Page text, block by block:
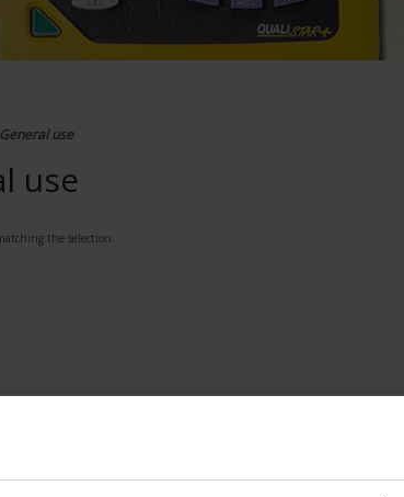
General use
use
the selection.